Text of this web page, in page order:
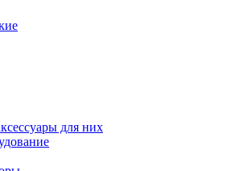
для них